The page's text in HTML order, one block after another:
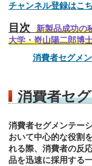
チャンネル登録はこ
目次
新製品成功の
大学・嵜山陽二郎博
消費者セグメ
消費者セ
消費者セグメンテー
おいて中心的な役割
れる際、消費者の反
品を迅速に採用する